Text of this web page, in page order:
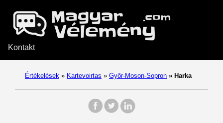
Kontakt
Értékelések » Kartevoirtas » Győr-Moson-Sopron » Harka